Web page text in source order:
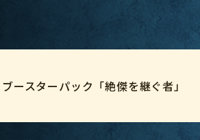
ブースターパック「絶傑を継ぐ者」